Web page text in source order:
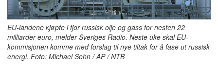
EU-landene kjøpte i fjor russisk olje og gass for nesten 22
milliarder euro, melder Sveriges Radio. Neste uke skal EU-
kommisjonen komme med forslag til nye tiltak for å fase ut russisk
energi. Foto: Michael Sohn / AP / NTB